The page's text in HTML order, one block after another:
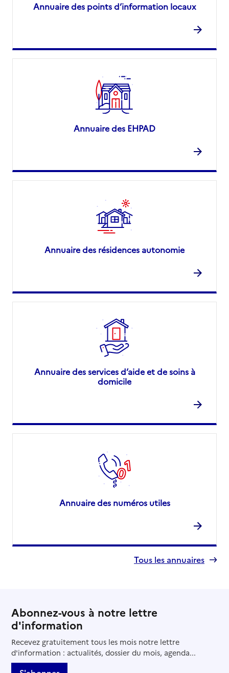
Annuaire des points d’information locaux
Annuaire des EHPAD
Annuaire des résidences autonomie
Annuaire des services d’aide et de soins à
domicile
Annuaire des numéros utiles
Tous les annuaires
Abonnez-vous à notre lettre
d'information
Recevez gratuitement tous les mois notre lettre
d'information : actualités, dossier du mois, agenda...